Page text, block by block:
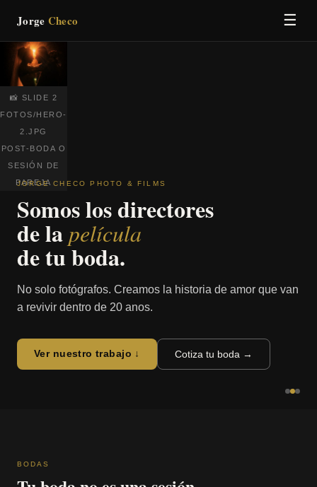
Jorge Checo ☰
📸 SLIDE 2
FOTOS/HERO-
2.JPG
POST-BODA O
SESIÓN DE
PAREJA
JORGE CHECO PHOTO & FILMS
Somos los directores
de lapelícula
de tu boda.
No solo fotógrafos. Creamos la historia de amor que van
a revivir dentro de 20 anos.
Ver nuestro trabajo ↓ Cotiza tu boda →
BODAS